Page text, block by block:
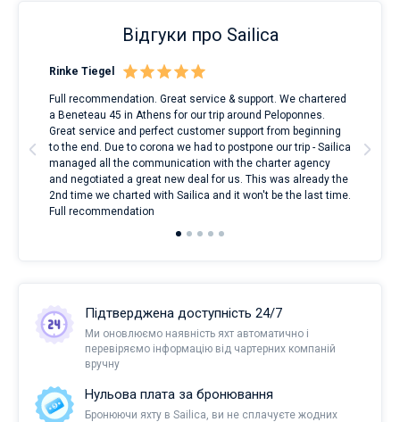
Відгуки про Sailica
Rinke Tiegel
Full recommendation. Great service & support. We chartered
a Beneteau 45 in Athens for our trip around Peloponnes.
Great service and perfect customer support from beginning
to the end. Due to corona we had to postpone our trip - Sailica
managed all the communication with the charter agency
and negotiated a great new deal for us. This was already the
2nd time we charted with Sailica and it won't be the last time.
Full recommendation
Підтверджена доступність 24/7
Ми оновлюємо наявність яхт автоматично і
перевіряємо інформацію від чартерних компаній
вручну
Нульова плата за бронювання
Бронюючи яхту в Sailica, ви не сплачуєте жодних